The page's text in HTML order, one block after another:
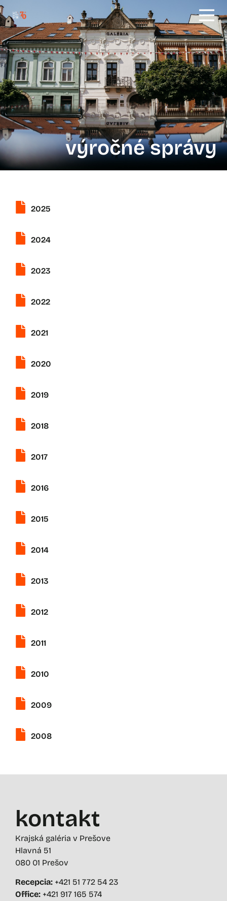
výročné správy
2025
2024
2023
2022
2021
2020
2019
2018
2017
2016
2015
2014
2013
2012
2011
2010
2009
2008
kontakt
Krajská galéria v Prešove
Hlavná 51
080 01 Prešov
Recepcia: +421 51 772 54 23
Office: +421 917 165 574